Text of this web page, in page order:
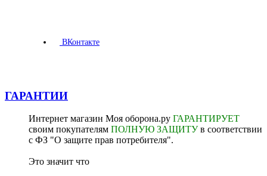
ВКонтакте
ГАРАНТИИ
Интернет магазин Моя оборона.ру ГАРАНТИРУЕТ
своим покупателям ПОЛНУЮ ЗАЩИТУв соответствии
с ФЗ "О защите прав потребителя".
Это значит что